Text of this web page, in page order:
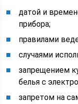
датой и
прибора;
правилами
случаями
запрещением
белья с
запретом на